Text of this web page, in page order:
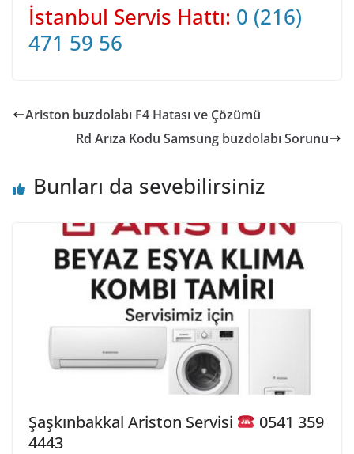
İstanbul Servis Hattı: 0 (216)
471 59 56
Ariston buzdolabı F4 Hatası ve Çözümü
Rd Arıza Kodu Samsung buzdolabı Sorunu
Bunları da sevebilirsiniz
Şaşkınbakkal Ariston Servisi
0541 359
4443